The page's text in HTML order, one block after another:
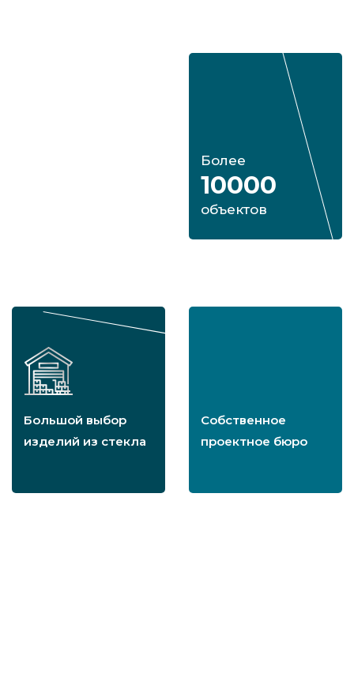
Более
10000
объектов
Большой выбор
изделий из стекла
Собственное
проектное бюро